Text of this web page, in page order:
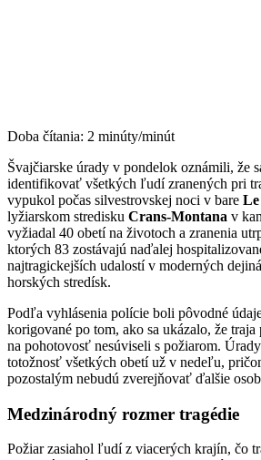
Doba čítania: 2 minúty/minút
Švajčiarske úrady v pondelok oznámili, že
identifikovať všetkých ľudí zranených pri
vypukol počas silvestrovskej noci v bare Le
lyžiarskom stredisku Crans-Montana v
vyžiadal 40 obetí na životoch a zranenia
ktorých 83 zostávajú naďalej
najtragickejších udalostí v moderných
horských stredísk.
Podľa vyhlásenia polície boli pôvodné
korigované po tom, ako sa ukázalo, že
na pohotovosť nesúviseli s požiarom.
totožnosť všetkých obetí už v nedeľu,
pozostalým nebudú zverejňovať ďalšie
Medzinárodný rozmer tragédie
Požiar zasiahol ľudí z viacerých krajín, čo